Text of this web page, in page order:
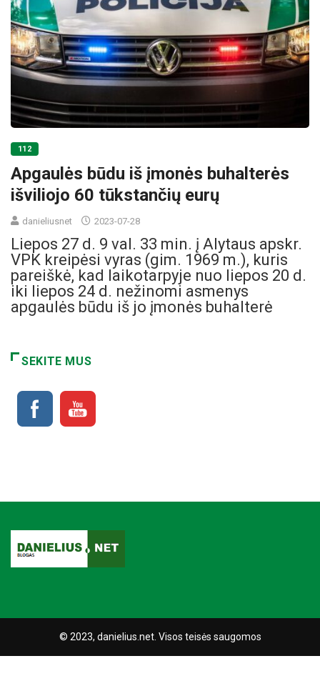
112
Apgaulės būdu iš įmonės buhalterės
išviliojo 60 tūkstančių eurų
danieliusnet 2023-07-28
Liepos 27 d. 9 val. 33 min. į Alytaus apskr.
VPK kreipėsi vyras (gim. 1969 m.), kuris
pareiškė, kad laikotarpyje nuo liepos 20 d.
iki liepos 24 d. nežinomi asmenys
apgaulės būdu iš jo įmonės buhalterė
SEKITE MUS
© 2023, danielius.net. Visos teisės saugomos